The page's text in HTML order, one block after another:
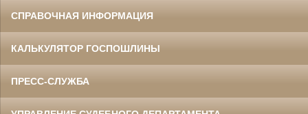
СПРАВОЧНАЯ ИНФОРМАЦИЯ
КАЛЬКУЛЯТОР ГОСПОШЛИНЫ
ПРЕСС-СЛУЖБА